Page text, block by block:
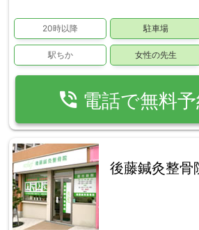
20時以降 駐車場
駅ちか 女性の先生
phone_in_talk 電話で無料
後藤鍼灸整骨